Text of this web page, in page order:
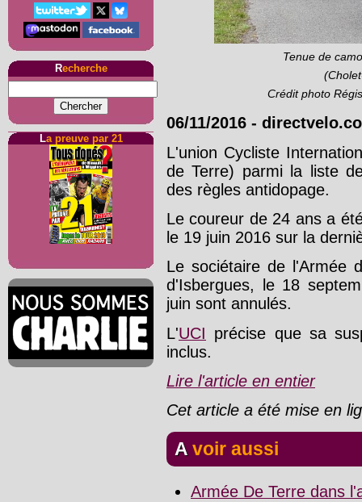
Recherche
La preuve par 21
Tenue de
Crédit photo
06/11/2016 -
L'union Cycliste
de Terre) parmi la liste
des règles antidopage.
Le coureur de 24 ans a
le 19 juin 2016 sur la
Le sociétaire de l'Armée
d'Isbergues, le 18
juin sont annulés.
L'UCI précise que sa
inclus.
Lire l'article en entier
Cet article a été mise en
A voir aussi
Armée De Terre dans